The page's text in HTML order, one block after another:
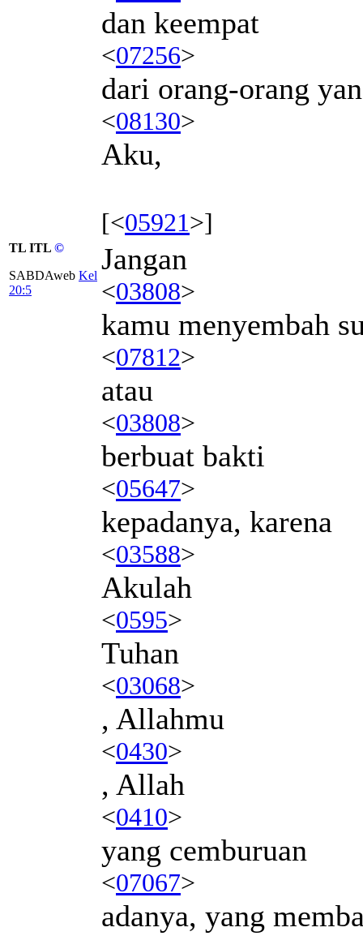
dan keempat
<07256>
dari orang-orang
<08130>
Aku,
[<05921>]
TL ITL ©
SABDAweb Kel
20:5
Jangan
<03808>
kamu menyembah
<07812>
atau
<03808>
berbuat bakti
<05647>
kepadanya, karena
<03588>
Akulah
<0595>
Tuhan
<03068>
, Allahmu
<0430>
, Allah
<0410>
yang cemburuan
<07067>
adanya, yang